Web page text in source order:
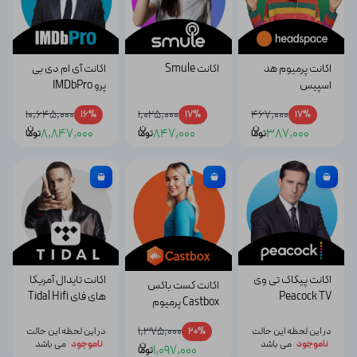
اکانت پرمیوم هد
اسپیس
Headspace
اپلیکیشن
مدیتیشن و افزایش
استرس
17%
467,000
387,000توما
ن
اکانت Smule
17%
1,025,000
847,000توما
ن
اکانت آی ام دی بی
پرو IMDbPro
16%
10,645,000
8,847,000توما
ن
اکانت پیکاک تی وی
Peacock TV
در این لحظه این حالت
ناموجود می باشد
اکانت کست باکس
Castbox پرمیوم
20%
1,375,000
1,097,000توما
ن
اکانت تایدال آمریکا
های فای Tidal Hifi
در این لحظه این حالت
ناموجود می باشد